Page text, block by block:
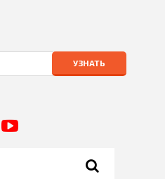
УЗНАТЬ